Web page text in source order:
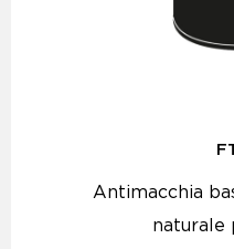
Antimacchia
naturale